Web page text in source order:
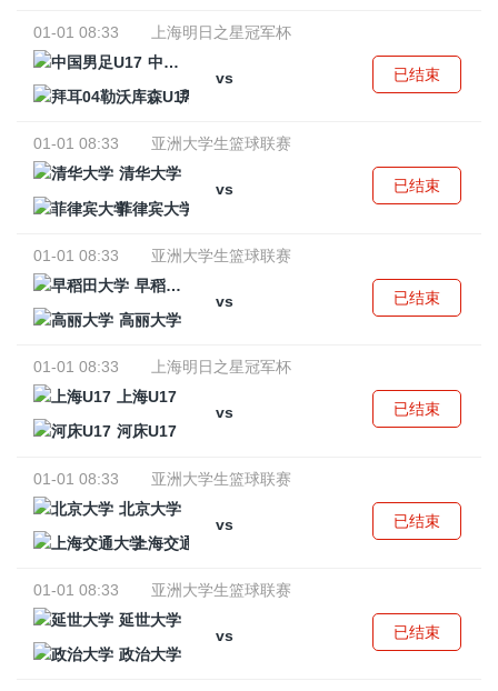
01-01 08:33
上海明日之星冠军杯
中国男足U17
vs
拜耳04勒沃库森U17
已结束
01-01 08:33
亚洲大学生篮球联赛
清华大学
vs
菲律宾大学
已结束
01-01 08:33
亚洲大学生篮球联赛
早稻田大学
vs
高丽大学
已结束
01-01 08:33
上海明日之星冠军杯
上海U17
vs
河床U17
已结束
01-01 08:33
亚洲大学生篮球联赛
北京大学
vs
上海交通大学
已结束
01-01 08:33
亚洲大学生篮球联赛
延世大学
vs
政治大学
已结束